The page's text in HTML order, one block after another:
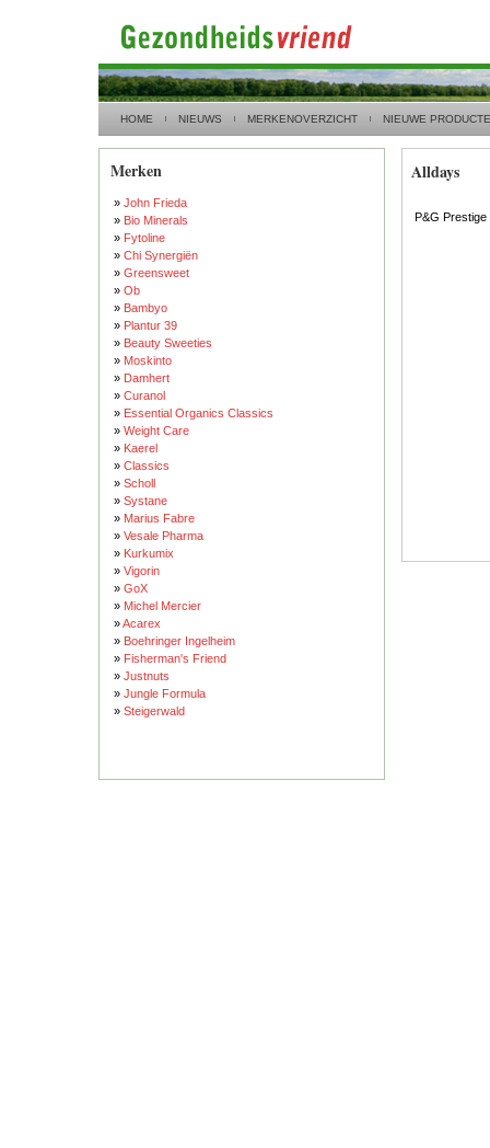
HOME NIEUWS MERKENOVERZICHT NIEUWE
Merken
» John Frieda
» Bio Minerals
» Fytoline
» Chi Synergiën
» Greensweet
» Ob
» Bambyo
» Plantur 39
» Beauty Sweeties
» Moskinto
» Damhert
» Curanol
» Essential Organics Classics
» Weight Care
» Kaerel
» Classics
» Scholl
» Systane
» Marius Fabre
» Vesale Pharma
» Kurkumix
» Vigorin
» GoX
» Michel Mercier
»Acarex
» Boehringer Ingelheim
» Fisherman's Friend
» Justnuts
» Jungle Formula
» Steigerwald
Alldays
P&G